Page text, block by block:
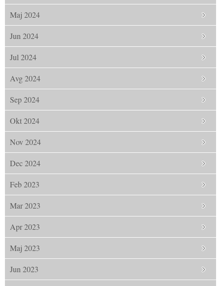
Maj 2024
Jun 2024
Jul 2024
Avg 2024
Sep 2024
Okt 2024
Nov 2024
Dec 2024
Feb 2023
Mar 2023
Apr 2023
Maj 2023
Jun 2023